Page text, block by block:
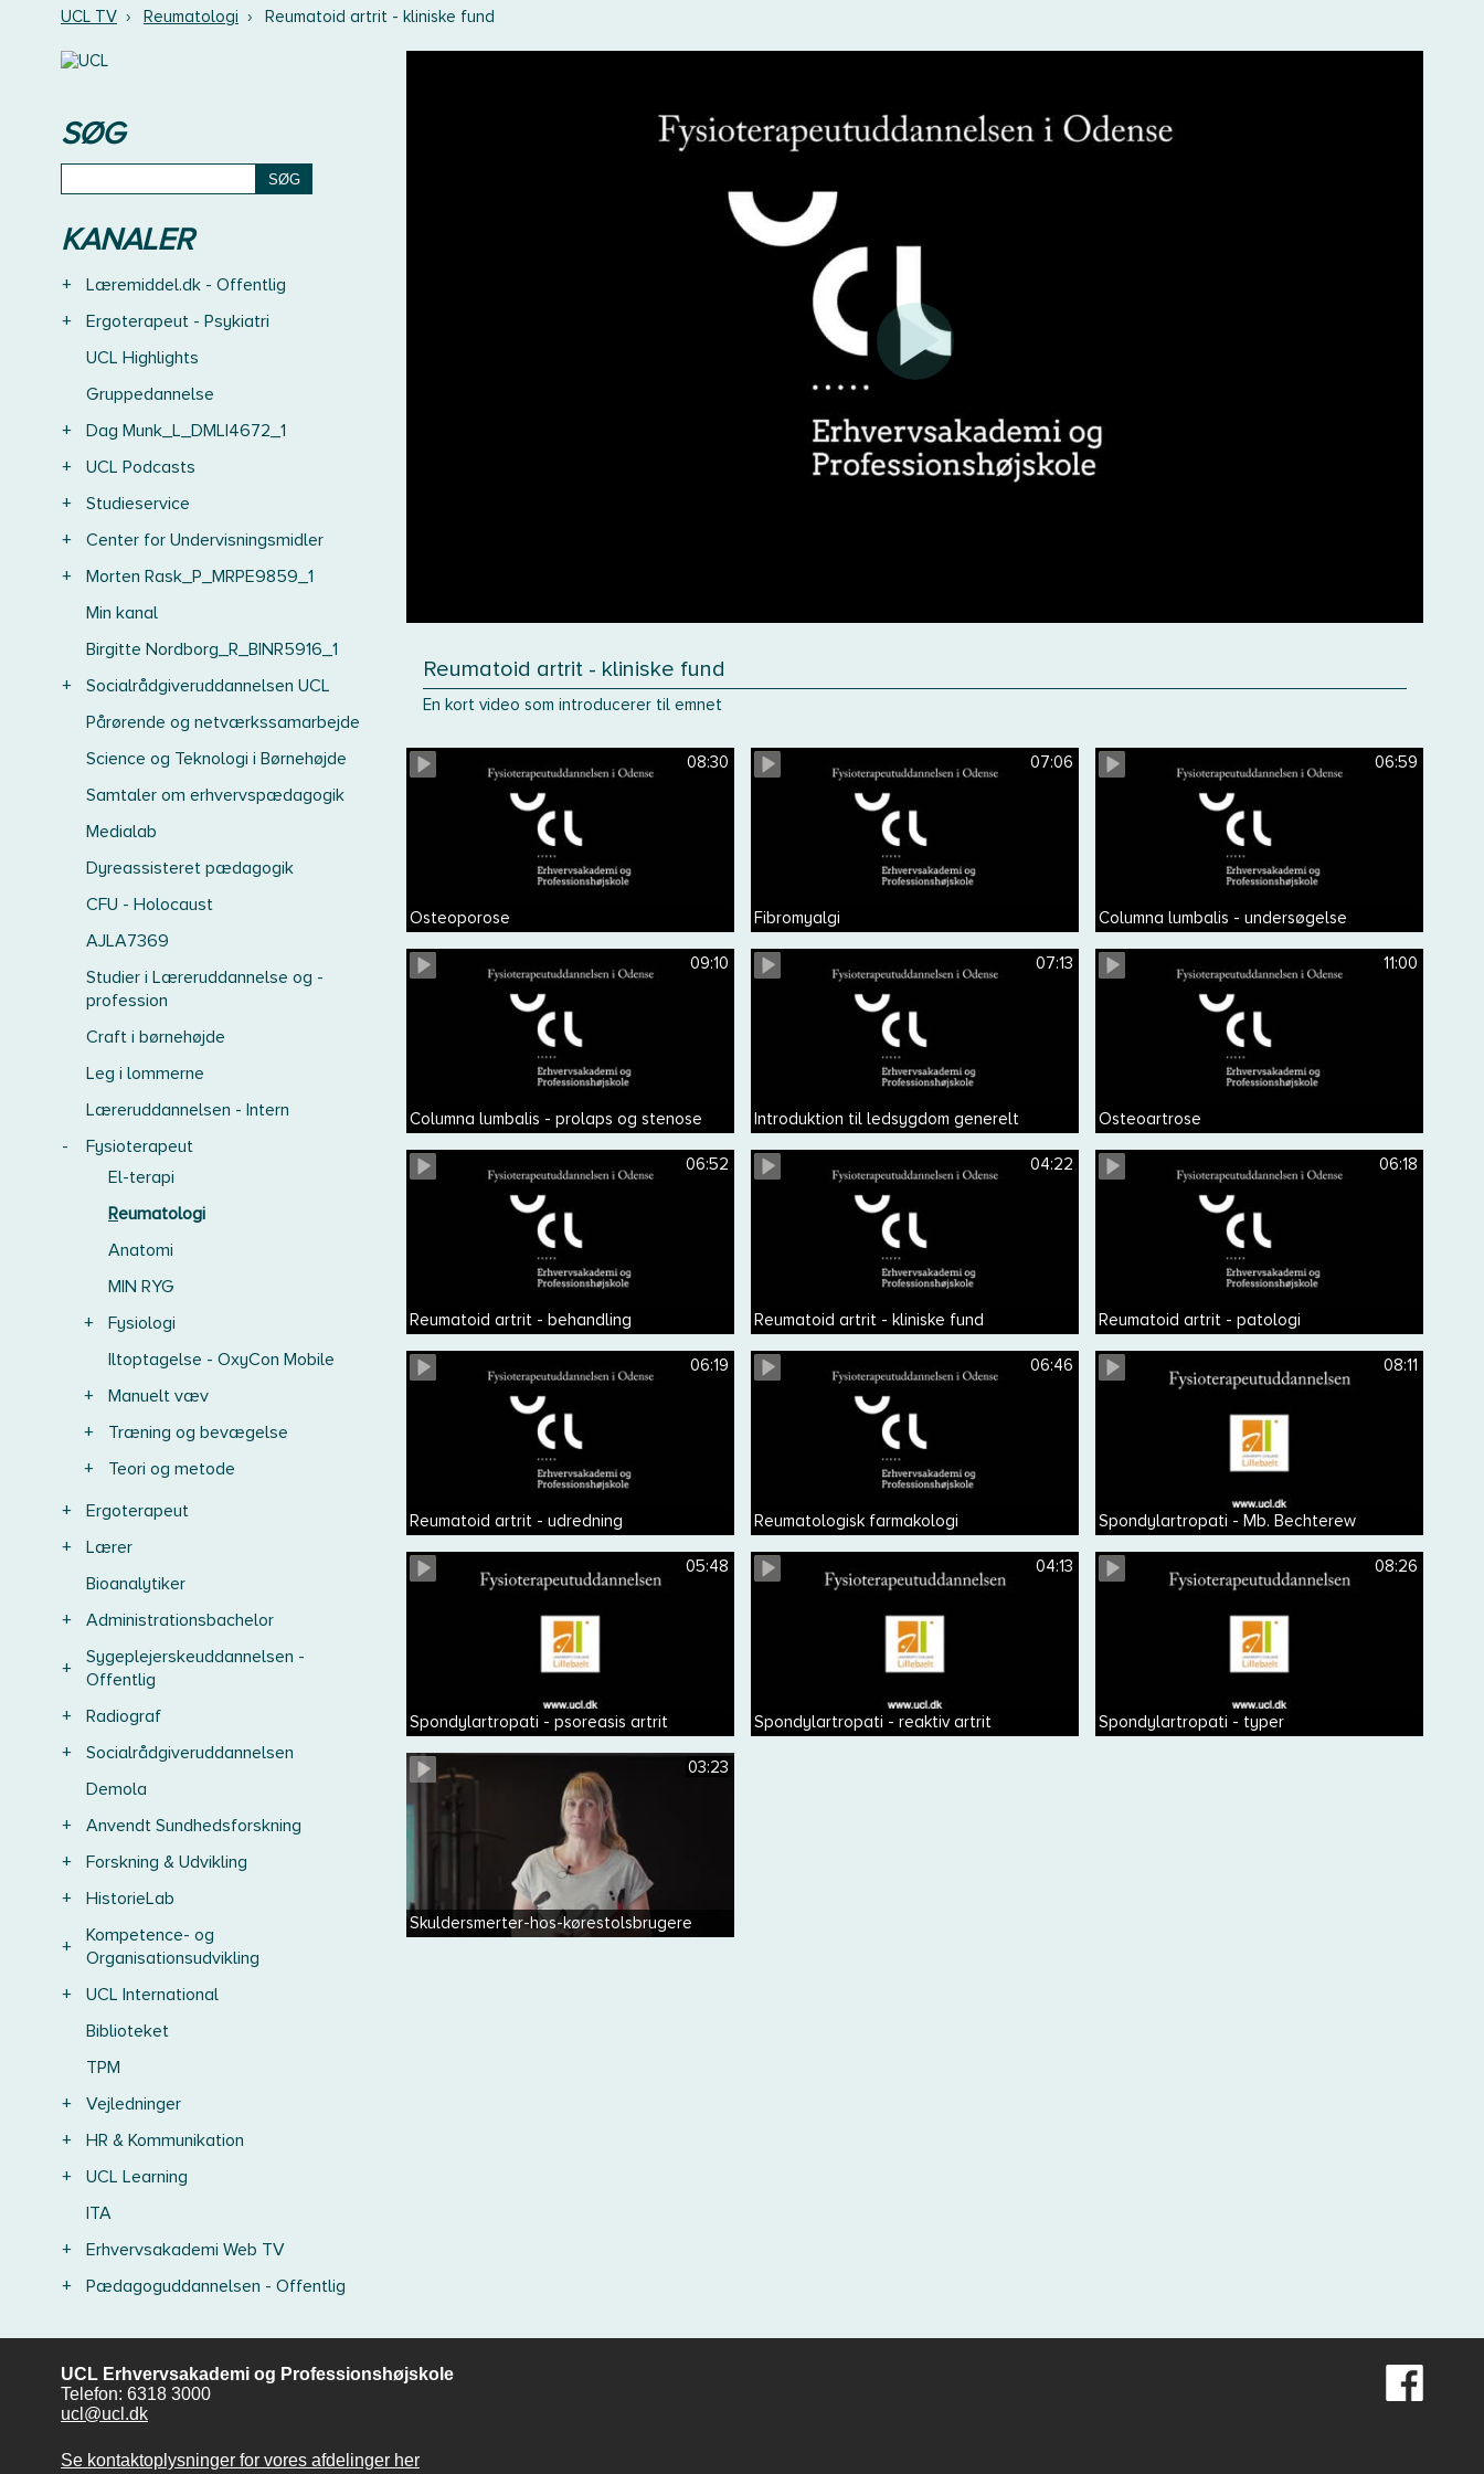
UCL TV › Reumatologi › Reumatoid artrit - kliniske fund
SØG
KANALER
+
Læremiddel.dk - Offentlig
+
Ergoterapeut - Psykiatri
UCL Highlights
Gruppedannelse
+
Dag Munk_L_DMLI4672_1
+
UCL Podcasts
+
Studieservice
+
Center for Undervisningsmidler
+
Morten Rask_P_MRPE9859_1
Min kanal
Birgitte Nordborg_R_BINR5916_1
+
Socialrådgiveruddannelsen UCL
Pårørende og netværkssamarbejde
Science og Teknologi i Børnehøjde
Samtaler om erhvervspædagogik
Medialab
Dyreassisteret pædagogik
CFU - Holocaust
AJLA7369
Studier i Læreruddannelse og -
profession
Craft i børnehøjde
Leg i lommerne
Læreruddannelsen - Intern
-
Fysioterapeut
El-terapi
Reumatologi
Anatomi
MIN RYG
+
Fysiologi
Iltoptagelse - OxyCon Mobile
+
Manuelt væv
+
Træning og bevægelse
+
Teori og metode
+
Ergoterapeut
+
Lærer
Bioanalytiker
+
Administrationsbachelor
+
Sygeplejerskeuddannelsen -
Offentlig
+
Radiograf
+
Socialrådgiveruddannelsen
Demola
+
Anvendt Sundhedsforskning
+
Forskning & Udvikling
+
HistorieLab
+
Kompetence- og
Organisationsudvikling
+
UCL International
Biblioteket
TPM
+
Vejledninger
+
HR & Kommunikation
+
UCL Learning
ITA
+
Erhvervsakademi Web TV
+
Pædagoguddannelsen - Offentlig
Reumatoid artrit - kliniske fund
En kort video som introducerer til emnet
08:30
Osteoporose
07:06
Fibromyalgi
06:59
Columna lumbalis - undersøgelse
09:10
Columna lumbalis - prolaps og stenose
07:13
Introduktion til ledsygdom generelt
11:00
Osteoartrose
06:52
Reumatoid artrit - behandling
04:22
Reumatoid artrit - kliniske fund
06:18
Reumatoid artrit - patologi
06:19
Reumatoid artrit - udredning
06:46
Reumatologisk farmakologi
08:11
Spondylartropati - Mb. Bechterew
05:48
Spondylartropati - psoreasis artrit
04:13
Spondylartropati - reaktiv artrit
08:26
Spondylartropati - typer
03:23
Skuldersmerter-hos-kørestolsbrugere
UCL Erhvervsakademi og Professionshøjskole
Telefon: 6318 3000
ucl@ucl.dk
Se kontaktoplysninger for vores afdelinger her